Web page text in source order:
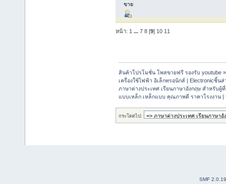
ขาย
หน้า: 1 ... 7 8 [9] 10 11
สินค้าโปรโมชั่น โพสขายฟรี รองรับ youtube »
เครื่องใช้ไฟฟ้า อิเล็กทรอนิกส์ | Electronicชิ้น
ภาษาต่างประเทศ เรียนภาษาอังกฤษ สำหรับ
แบบเหล็ก เหล็กแบบ คุณภาพดี ราคาโรงงาน
กระโดดไป:
SMF 2.0.19